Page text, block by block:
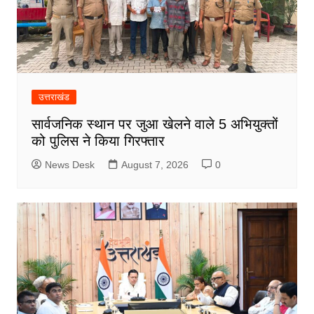
उत्तराखंड
सार्वजनिक स्थान पर जुआ खेलने वाले 5 अभियुक्तों
को पुलिस ने किया गिरफ्तार
News Desk August 7, 2026 0